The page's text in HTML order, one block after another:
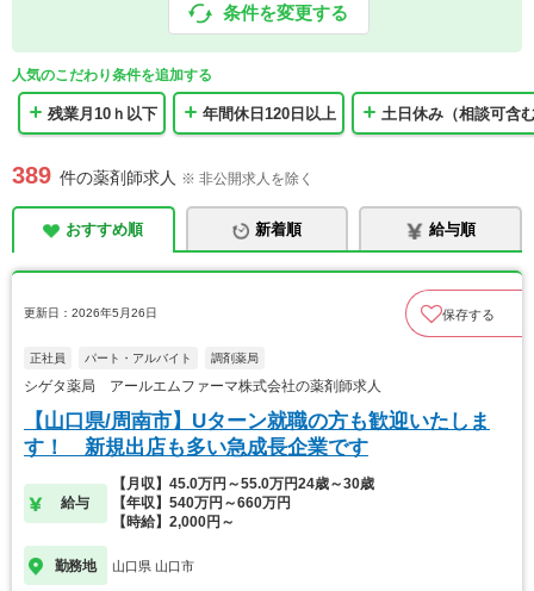
条件を変更する
人気のこだわり条件を追加する
残業月10ｈ以下 年間休日120日以上 土日休み（相談可含
389 件の薬剤師求人 ※ 非公開求人を除く
おすすめ順 新着順 給与順
更新日：2026年5月26日 保存する
正社員 パート・アルバイト 調剤薬局
シゲタ薬局 アールエムファーマ株式会社の薬剤師求人
【山口県/周南市】Uターン就職の方も歓迎いたしま
す！ 新規出店も多い急成長企業です
給与
【月収】45.0万円～55.0万円24歳～30歳
【年収】540万円～660万円
【時給】2,000円～
勤務地 山口県 山口市